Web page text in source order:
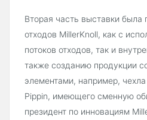
Вторая часть выставки была
отходов MillerKnoll, как с
потоков отходов, так и
также созданию продукции
элементами, например,
Pippin, имеющего сменную
президент по инновациям